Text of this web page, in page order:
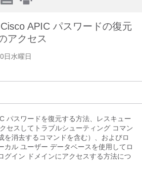
日水曜日
APIC パスワードの復元
アクセス
パスワードを復元する方法、レスキュー
セスしてトラブルシューティング コマン
を消去するコマンドを含む）、およびロ
カル ユーザー データベースを使用してロ
グイン ドメインにアクセスする方法につ